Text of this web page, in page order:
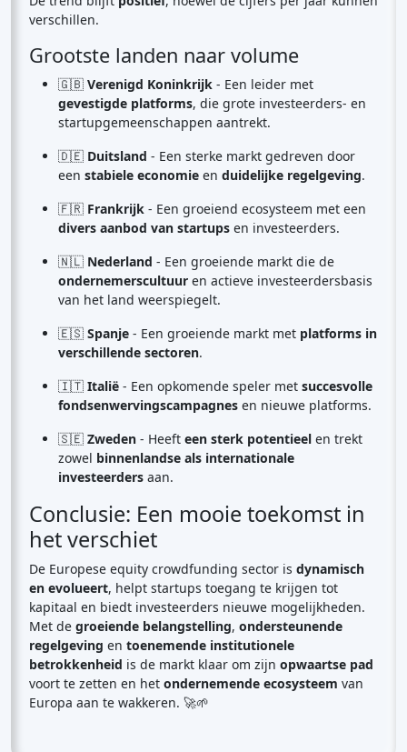
verschillen.
Grootste landen naar volume
🇬🇧 Verenigd Koninkrijk - Een leider met
gevestigde platforms, die grote investeerders- en
startupgemeenschappen aantrekt.
🇩🇪 Duitsland - Een sterke markt gedreven door
een stabiele economie en duidelijke regelgeving.
🇫🇷 Frankrijk - Een groeiend ecosysteem met een
divers aanbod van startups en investeerders.
🇳🇱 Nederland - Een groeiende markt die de
ondernemerscultuur en actieve investeerdersbasis
van het land weerspiegelt.
🇪🇸 Spanje - Een groeiende markt met platforms in
verschillende sectoren.
🇮🇹 Italië - Een opkomende speler met succesvolle
fondsenwervingscampagnes en nieuwe platforms.
🇸🇪 Zweden - Heeft een sterk potentieel en trekt
zowel binnenlandse als internationale
investeerders aan.
Conclusie: Een mooie toekomst in
het verschiet
De Europese equity crowdfunding sector is dynamisch
en evolueert, helpt startups toegang te krijgen tot
kapitaal en biedt investeerders nieuwe mogelijkheden.
Met de groeiende belangstelling, ondersteunende
regelgeving en toenemende institutionele
betrokkenheid is de markt klaar om zijn opwaartse pad
voort te zetten en het ondernemende ecosysteem van
Europa aan te wakkeren. 🚀🌱